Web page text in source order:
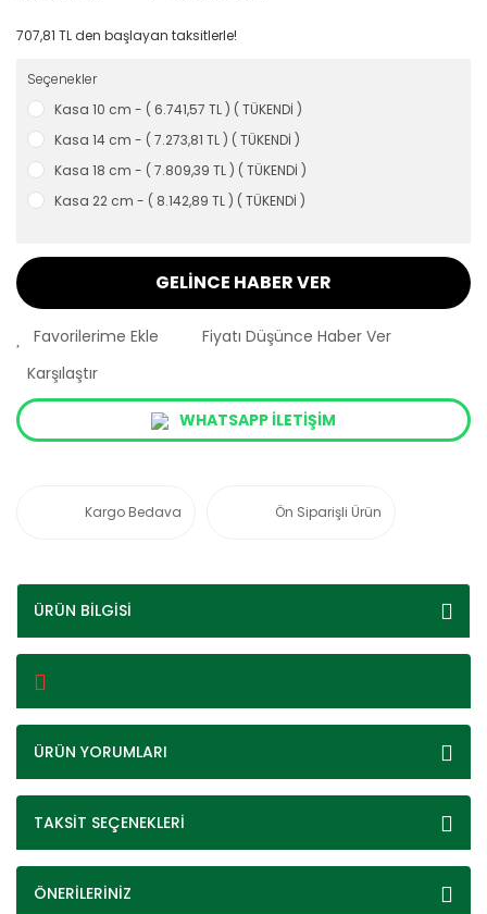
707,81 TL den başlayan taksitlerle!
Seçenekler
Kasa 10 cm - ( 6.741,57 TL ) ( TÜKENDİ )
Kasa 14 cm - ( 7.273,81 TL ) ( TÜKENDİ )
Kasa 18 cm - ( 7.809,39 TL ) ( TÜKENDİ )
Kasa 22 cm - ( 8.142,89 TL ) ( TÜKENDİ )
GELİNCE HABER VER
Fiyatı Düşünce Haber Ver
Karşılaştır
WHATSAPP İLETİŞİM
Kargo Bedava Ön Siparişli Ürün
ÜRÜN BİLGİSİ
ÜRÜN YORUMLARI
TAKSİT SEÇENEKLERİ
ÖNERİLERİNİZ